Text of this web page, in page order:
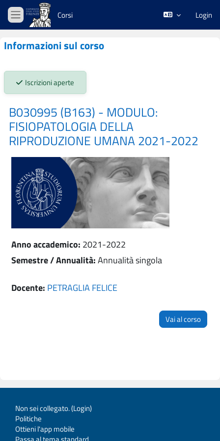
Vai al contenuto principale
Pannello laterale
Corsi Login
Informazioni sul corso
Stato iscrizioni:
Iscrizioni aperte
B030995 (B163) - MODULO:
FISIOPATOLOGIA DELLA
RIPRODUZIONE UMANA 2021-2022
Anno accademico: 2021-2022
Semestre / Annualità:Annualità singola
Docente: PETRAGLIA FELICE
Vai al corso
Non sei collegato. (Login)
Politiche
Ottieni l'app mobile